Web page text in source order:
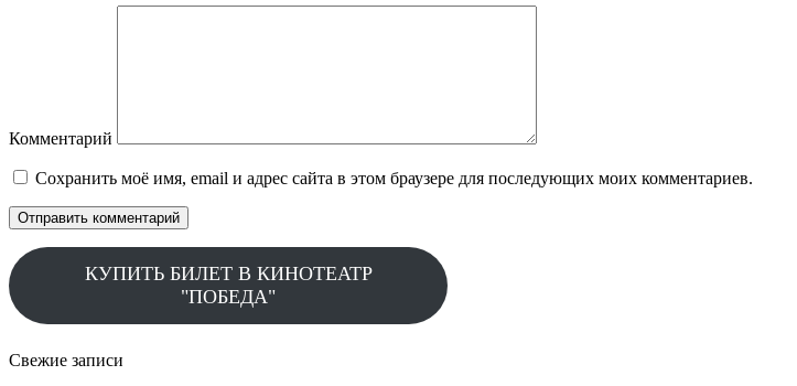
Комментарий
Сохранить моё имя, email и адрес сайта в этом браузере для последующих моих комментариев.
КУПИТЬ БИЛЕТ В КИНОТЕАТР
"ПОБЕДА"
Свежие записи